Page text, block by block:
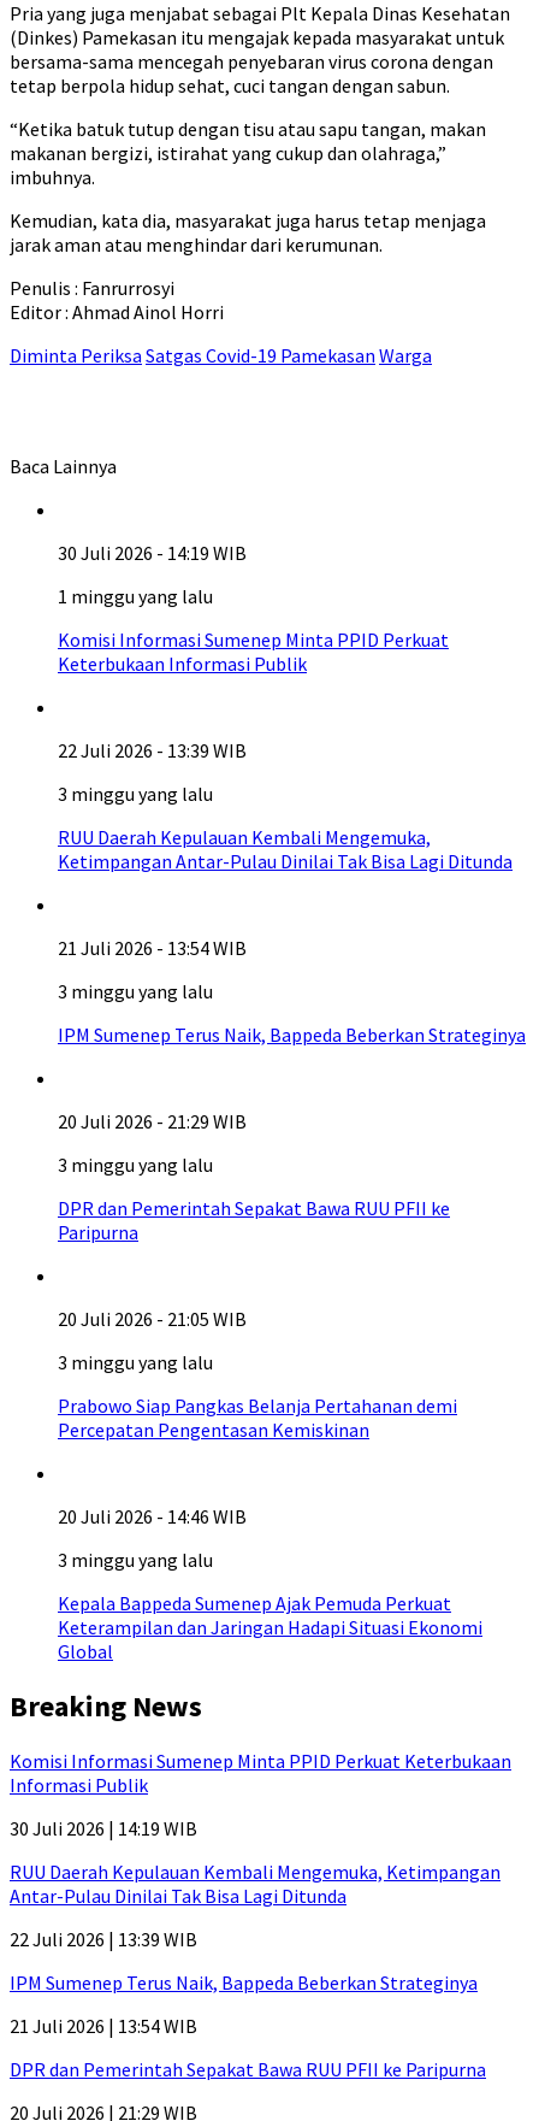
Pria yang juga menjabat sebagai Plt Kepala Dinas Kesehatan
(Dinkes) Pamekasan itu mengajak kepada masyarakat untuk
bersama-sama mencegah penyebaran virus corona dengan
tetap berpola hidup sehat, cuci tangan dengan sabun.
“Ketika batuk tutup dengan tisu atau sapu tangan, makan
makanan bergizi, istirahat yang cukup dan olahraga,”
imbuhnya.
Kemudian, kata dia, masyarakat juga harus tetap menjaga
jarak aman atau menghindar dari kerumunan.
Penulis : Fanrurrosyi
Editor : Ahmad Ainol Horri
Diminta Periksa Satgas Covid-19 Pamekasan Warga
Baca Lainnya
30 Juli 2026 - 14:19 WIB
1 minggu yang lalu
Komisi Informasi Sumenep Minta PPID Perkuat
Keterbukaan Informasi Publik
22 Juli 2026 - 13:39 WIB
3 minggu yang lalu
RUU Daerah Kepulauan Kembali Mengemuka,
Ketimpangan Antar-Pulau Dinilai Tak Bisa Lagi Ditunda
21 Juli 2026 - 13:54 WIB
3 minggu yang lalu
IPM Sumenep Terus Naik, Bappeda Beberkan Strateginya
20 Juli 2026 - 21:29 WIB
3 minggu yang lalu
DPR dan Pemerintah Sepakat Bawa RUU PFII ke
Paripurna
20 Juli 2026 - 21:05 WIB
3 minggu yang lalu
Prabowo Siap Pangkas Belanja Pertahanan demi
Percepatan Pengentasan Kemiskinan
20 Juli 2026 - 14:46 WIB
3 minggu yang lalu
Kepala Bappeda Sumenep Ajak Pemuda Perkuat
Keterampilan dan Jaringan Hadapi Situasi Ekonomi
Global
Breaking News
Komisi Informasi Sumenep Minta PPID Perkuat Keterbukaan
Informasi Publik
30 Juli 2026 | 14:19 WIB
RUU Daerah Kepulauan Kembali Mengemuka, Ketimpangan
Antar-Pulau Dinilai Tak Bisa Lagi Ditunda
22 Juli 2026 | 13:39 WIB
IPM Sumenep Terus Naik, Bappeda Beberkan Strateginya
21 Juli 2026 | 13:54 WIB
DPR dan Pemerintah Sepakat Bawa RUU PFII ke Paripurna
20 Juli 2026 | 21:29 WIB